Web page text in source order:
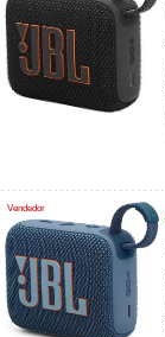
Vendedor